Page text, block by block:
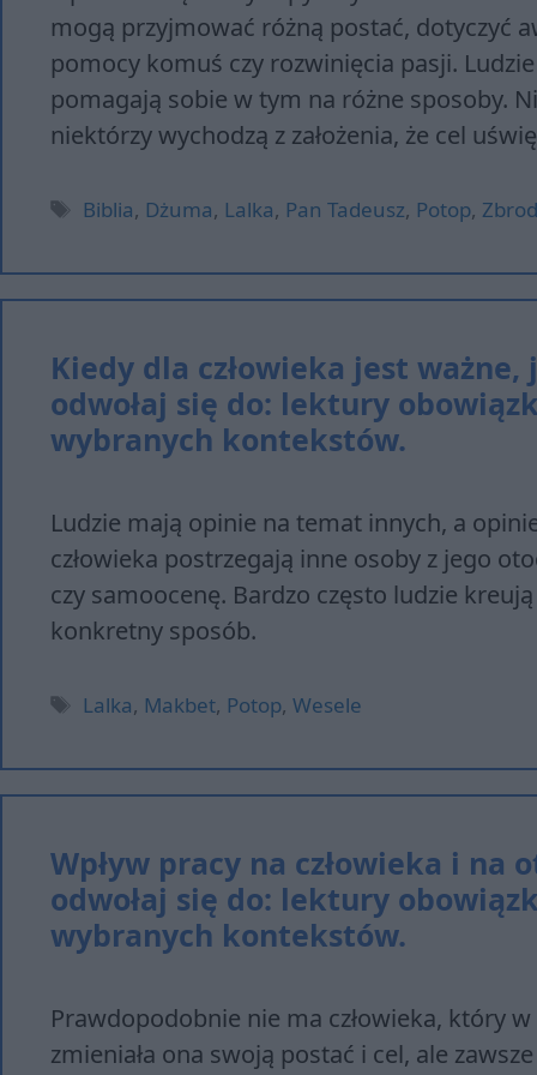
mogą przyjmować różną postać, dotyczyć
pomocy komuś czy rozwinięcia pasji.
pomagają sobie w tym na różne sposoby.
niektórzy wychodzą z założenia, że cel
Tagi
Biblia, Dżuma, Lalka, Pan Tadeusz, Potop,
Kiedy dla człowieka jest
odwołaj się do: lektury
wybranych kontekstów.
Ludzie mają opinie na temat innych, a
człowieka postrzegają inne osoby z jego
czy samoocenę. Bardzo często ludzie
konkretny sposób.
Tagi
Lalka, Makbet, Potop,Wesele
Wpływ pracy na człowieka i na
odwołaj się do: lektury
wybranych kontekstów.
Prawdopodobnie nie ma człowieka, który
zmieniała ona swoją postać i cel, ale